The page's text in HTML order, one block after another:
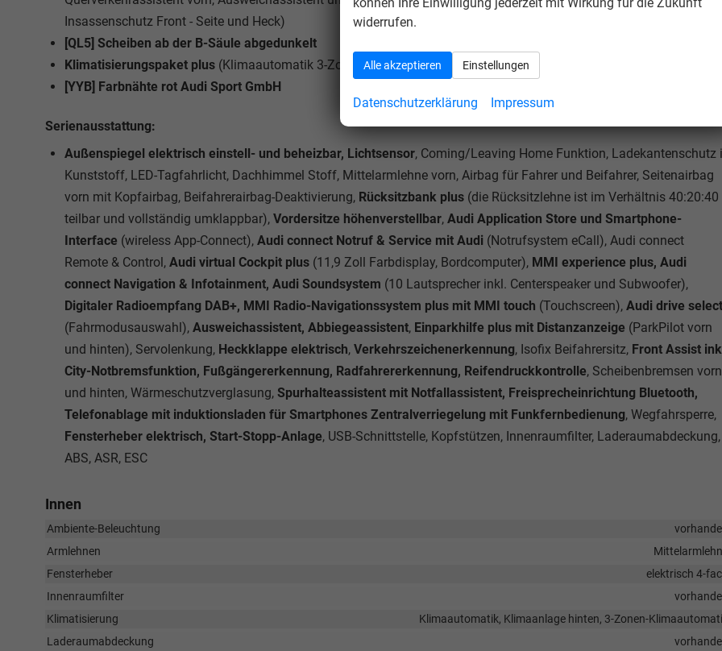
Insassenschutz Front - Seite und Heck)
[QL5] Scheiben ab der B-Säule abgedunkelt
Klimatisierungspaket plus (Klimaautomatik 3-Zonen-Climatronic, Sitzheizung vorn)
[YYB] Farbnähte rot Audi Sport GmbH
Serienausstattung:
Außenspiegel elektrisch einstell- und beheizbar, Lichtsensor, Coming/Leaving Home Funktion, Ladekantenschutz
Kunststoff, LED-Tagfahrlicht, Dachhimmel Stoff, Mittelarmlehne vorn, Airbag für Fahrer und Beifahrer, Seitenairbag
vorn mit Kopfairbag, Beifahrerairbag-Deaktivierung, Rücksitzbank plus (die Rücksitzlehne ist im Verhältnis 40:20:40
teilbar und vollständig umklappbar), Vordersitze höhenverstellbar, Audi Application Store und Smartphone-
Interface (wireless App-Connect), Audi connect Notruf & Service mit Audi (Notrufsystem eCall), Audi connect
Remote & Control, Audi virtual Cockpit plus (11,9 Zoll Farbdisplay, Bordcomputer), MMI experience plus, Audi
connect Navigation & Infotainment, Audi Soundsystem (10 Lautsprecher inkl. Centerspeaker und Subwoofer),
Digitaler Radioempfang DAB+, MMI Radio-Navigationssystem plus mit MMI touch (Touchscreen), Audi drive select
(Fahrmodusauswahl), Ausweichassistent, Abbiegeassistent, Einparkhilfe plus mit Distanzanzeige (ParkPilot vorn
und hinten), Servolenkung, Heckklappe elektrisch, Verkehrszeichenerkennung, Isofix Beifahrersitz, Front Assist
City-Notbremsfunktion, Fußgängererkennung, Radfahrererkennung, Reifendruckkontrolle, Scheibenbremsen vorn
und hinten, Wärmeschutzverglasung, Spurhalteassistent mit Notfallassistent, Freisprecheinrichtung Bluetooth,
Telefonablage mit induktionsladen für Smartphones Zentralverriegelung mit Funkfernbedienung, Wegfahrsperre,
Fensterheber elektrisch, Start-Stopp-Anlage, USB-Schnittstelle, Kopfstützen, Innenraumfilter, Laderaumabdeckung,
ABS, ASR, ESC
Innen
Ambiente-Beleuchtung
Armlehnen
Fensterheber
elektrisch 4-
Innenraumfilter
Klimatisierung
Klimaautomatik, Klimaanlage hinten, 3-Zonen-
Laderaumabdeckung
widerrufen.
Alle akzeptieren Einstellungen
Datenschutzerklärung Impressum